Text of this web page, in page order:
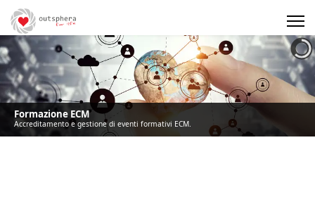
Formazione ECM
Accreditamento e gestione di eventi formativi ECM.